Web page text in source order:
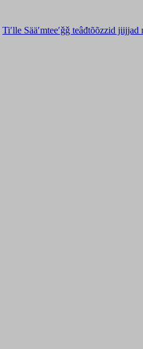
Tiʹlle Sääʹmteeʹǧǧ teâđtõõzzid jiijjad